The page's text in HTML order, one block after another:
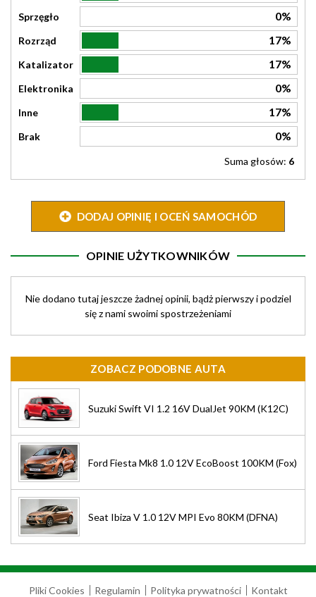
Sprzęgło 0%
Rozrząd 17%
Katalizator 17%
Elektronika 0%
Inne 17%
Brak 0%
Suma głosów: 6
DODAJ OPINIĘ I OCEŃ SAMOCHÓD
OPINIE UŻYTKOWNIKÓW
Nie dodano tutaj jeszcze żadnej opinii, bądż pierwszy i podziel
się z nami swoimi spostrzeżeniami
ZOBACZ PODOBNE AUTA
Suzuki Swift VI 1.2 16V DualJet 90KM (K12C)
Ford Fiesta Mk8 1.0 12V EcoBoost 100KM (Fox)
Seat Ibiza V 1.0 12V MPI Evo 80KM (DFNA)
Pliki Cookies Regulamin Polityka prywatności Kontakt